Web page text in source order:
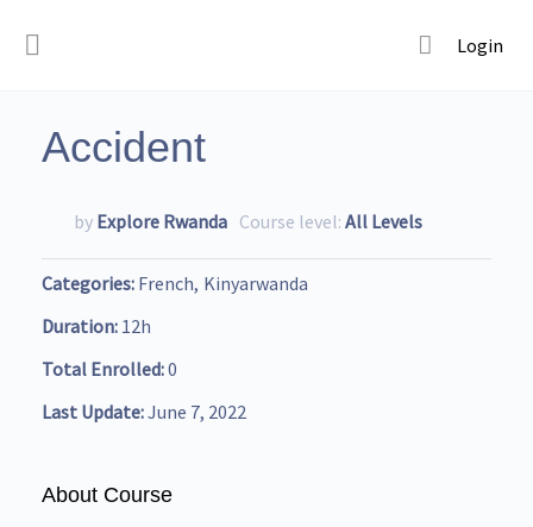
Login
Accident
by Explore Rwanda Course level: All Levels
Categories French Kinyarwanda
Duration 12h
Total Enrolled 0
Last Update June 7, 2022
About Course